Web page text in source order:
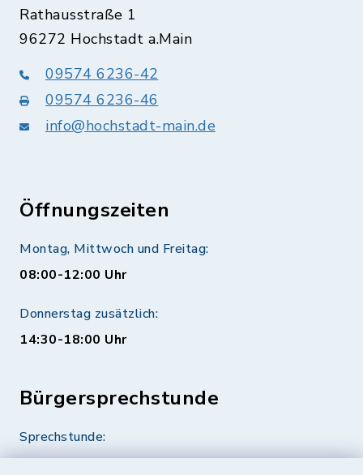
Rathausstraße 1
96272 Hochstadt a.Main
09574 6236-42
09574 6236-46
info@hochstadt-main.de
Öffnungszeiten
Montag, Mittwoch und Freitag:
08:00-12:00 Uhr
Donnerstag zusätzlich:
14:30-18:00 Uhr
Bürgersprechstunde
Sprechstunde:
Diese findet nach Vereinbarung statt.